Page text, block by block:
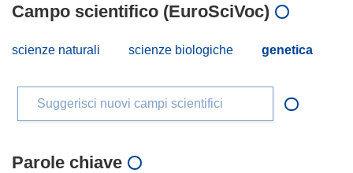
Campo scientifico (EuroSciVoc)
scienze naturali scienze biologiche genetica
Suggerisci nuovi campi scientifici
Parole chiave